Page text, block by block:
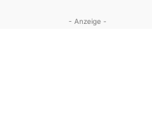
- Anzeige -